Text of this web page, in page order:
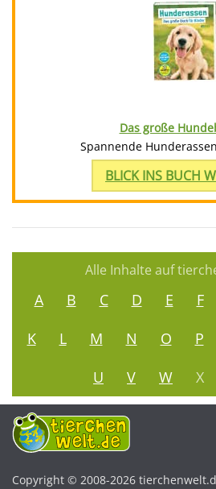
Das große
Spannende
BLICK INS BUCH
Alle Inhalte auf
A B C D E F
K
L M N O P
U
V W X
Copyright © 2008-2026